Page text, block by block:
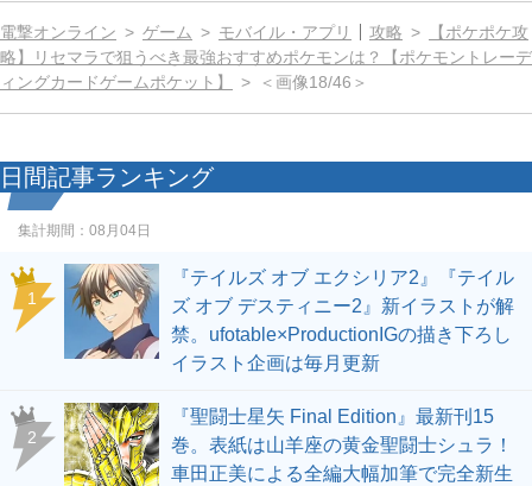
電撃オンライン ゲーム モバイル・アプリ 攻略
【ポケポケ攻
略】リセマラで狙うべき最強おすすめポケモンは？【ポケモントレーデ
ィングカードゲームポケット】
＜画像18/46＞
日間記事ランキング
集計期間： 08月04日
1
『テイルズ オブ エクシリア2』『テイル
ズ オブ デスティニー2』新イラストが解
禁。ufotable×ProductionIGの描き下ろし
イラスト企画は毎月更新
2
『聖闘士星矢 Final Edition』最新刊15
巻。表紙は山羊座の黄金聖闘士シュラ！
車田正美による全編大幅加筆で完全新生